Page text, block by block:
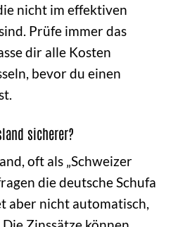
nicht im effektiven
Prüfe immer das
dir alle Kosten
bevor du einen
sicherer?
oft als „Schweizer
die deutsche Schufa
aber nicht automatisch,